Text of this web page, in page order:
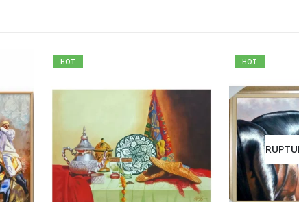
HOT
RUPTURE DE STOCK
HOT